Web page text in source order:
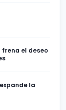
frena el deseo
la